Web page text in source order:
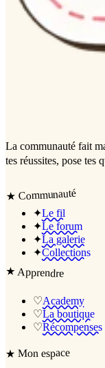
La communauté fait
tes réussites, pose tes
★ Communauté
✦Le fil
✦Le forum
✦La galerie
✦Collections
★Apprendre
♡Academy
♡La boutique
♡Récompenses
★Mon espace